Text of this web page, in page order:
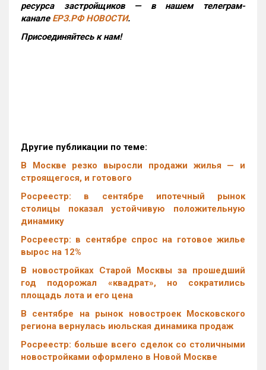
ресурса застройщиков — в нашем телеграм-
канале ЕРЗ.РФ НОВОСТИ.
Присоединяйтесь к нам!
Другие публикации по теме:
В Москве резко выросли продажи жилья — и
строящегося, и готового
Росреестр: в сентябре ипотечный рынок
столицы показал устойчивую положительную
динамику
Росреестр: в сентябре спрос на готовое жилье
вырос на 12%
В новостройках Старой Москвы за прошедший
год подорожал «квадрат», но сократились
площадь лота и его цена
В сентябре на рынок новостроек Московского
региона вернулась июльская динамика продаж
Росреестр: больше всего сделок со столичными
новостройками оформлено в Новой Москве